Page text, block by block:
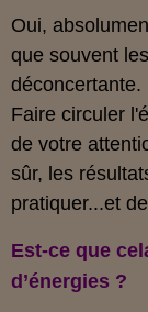
Oui,
que souvent
déconcertante.
Faire circuler
de votre
sûr, les
pratiquer...et
Est-ce que
d’énergies ?